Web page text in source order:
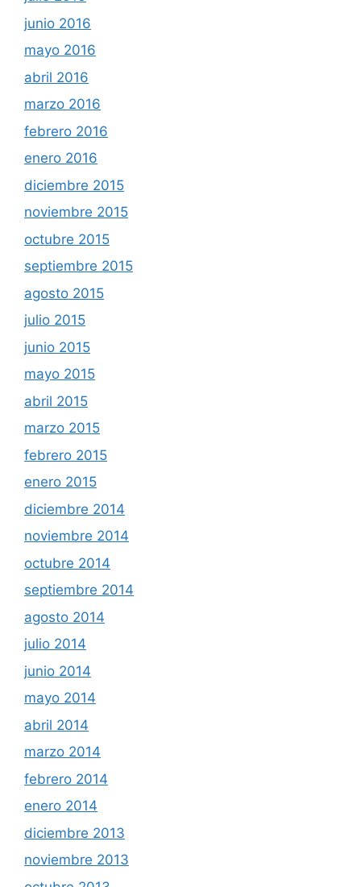
junio 2016
mayo 2016
abril 2016
marzo 2016
febrero 2016
enero 2016
diciembre 2015
noviembre 2015
octubre 2015
septiembre 2015
agosto 2015
julio 2015
junio 2015
mayo 2015
abril 2015
marzo 2015
febrero 2015
enero 2015
diciembre 2014
noviembre 2014
octubre 2014
septiembre 2014
agosto 2014
julio 2014
junio 2014
mayo 2014
abril 2014
marzo 2014
febrero 2014
enero 2014
diciembre 2013
noviembre 2013